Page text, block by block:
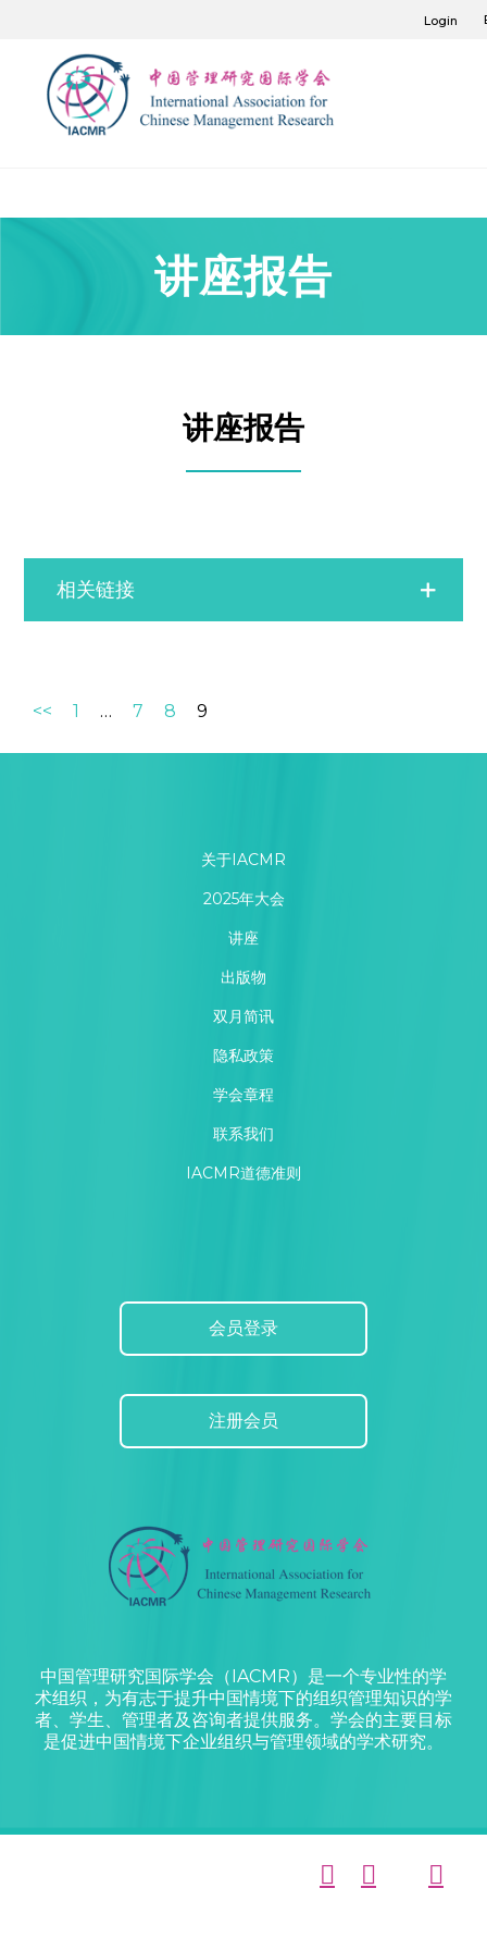
Login
讲座报告
讲座报告
相关链接
<< 1 … 7 8 9
关于IACMR
2025年大会
讲座
出版物
双月简讯
隐私政策
学会章程
联系我们
IACMR道德准则
会员登录
注册会员
中国管理研究国际学会（IACMR）是一个专业性的学
术组织，为有志于提升中国情境下的组织管理知识的学
者、学生、管理者及咨询者提供服务。学会的主要目标
是促进中国情境下企业组织与管理领域的学术研究。